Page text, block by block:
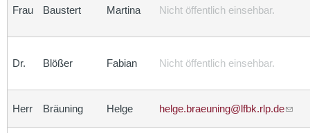
Frau Baustert Martina Nicht öffentlich einsehbar.
Dr. Blößer Fabian Nicht öffentlich einsehbar.
Herr Bräuning Helge helge.braeuning@lfbk.rlp.de